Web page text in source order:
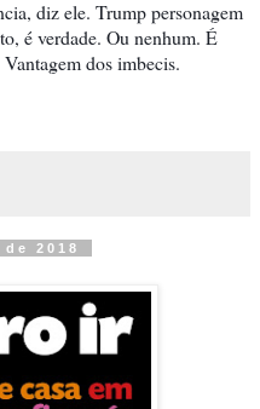
diz ele. Trump personagem
é verdade. Ou nenhum. É
dos imbecis.
2018